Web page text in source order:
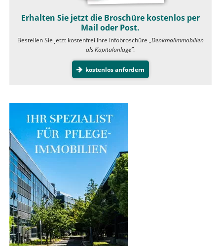
Erhalten Sie jetzt die Broschüre kostenlos per
Mail oder Post.
Bestellen Sie jetzt kostenfrei Ihre Infobroschüre „Denkmalimmobilien
als Kapitalanlage”:
kostenlos anfordern